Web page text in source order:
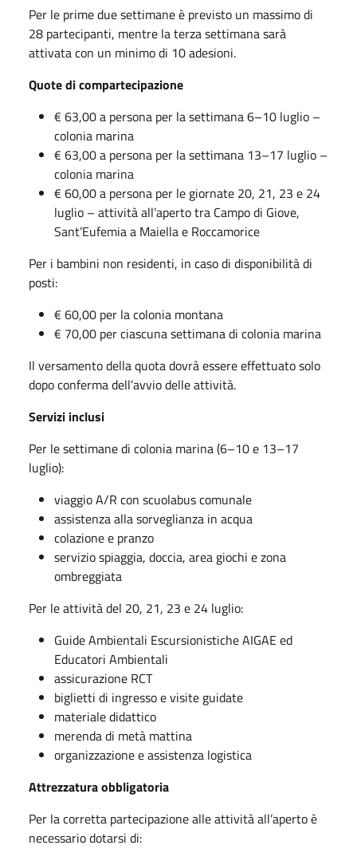
Per le prime due settimane è previsto un massimo di
28 partecipanti, mentre la terza settimana sarà
attivata con un minimo di 10 adesioni.
Quote di compartecipazione
€ 63,00 a persona per la settimana 6–10 luglio –
colonia marina
€ 63,00 a persona per la settimana 13–17 luglio –
colonia marina
€ 60,00 a persona per le giornate 20, 21, 23 e 24
luglio – attività all’aperto tra Campo di Giove,
Sant’Eufemia a Maiella e Roccamorice
Per i bambini non residenti, in caso di disponibilità di
posti:
€ 60,00 per la colonia montana
€ 70,00 per ciascuna settimana di colonia marina
Il versamento della quota dovrà essere effettuato solo
dopo conferma dell’avvio delle attività.
Servizi inclusi
Per le settimane di colonia marina (6–10 e 13–17
luglio):
viaggio A/R con scuolabus comunale
assistenza alla sorveglianza in acqua
colazione e pranzo
servizio spiaggia, doccia, area giochi e zona
ombreggiata
Per le attività del 20, 21, 23 e 24 luglio:
Guide Ambientali Escursionistiche AIGAE ed
Educatori Ambientali
assicurazione RCT
biglietti di ingresso e visite guidate
materiale didattico
merenda di metà mattina
organizzazione e assistenza logistica
Attrezzatura obbligatoria
Per la corretta partecipazione alle attività all’aperto è
necessario dotarsi di: